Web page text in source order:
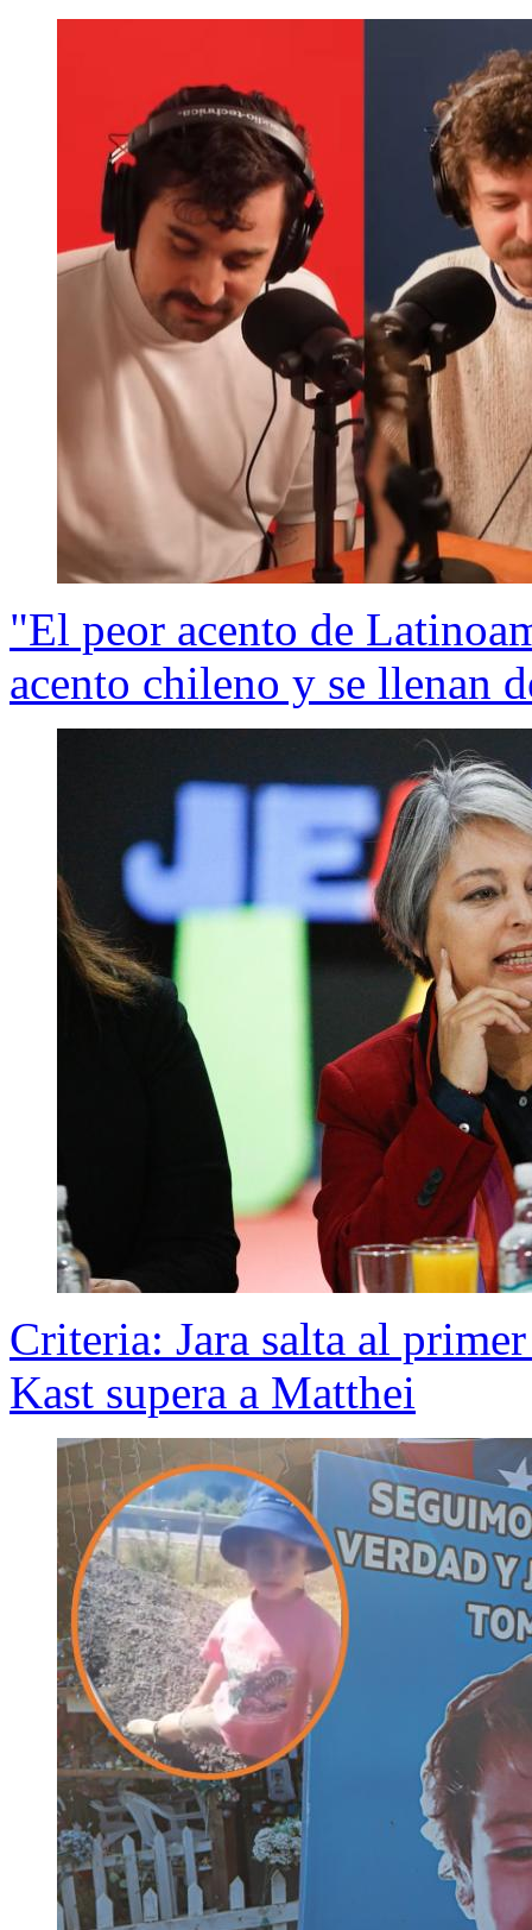
"El peor acento de
acento chileno y se llenan
Criteria: Jara salta al
Kast supera a Matthei